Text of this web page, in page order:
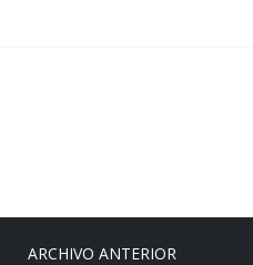
ARCHIVO ANTERIOR